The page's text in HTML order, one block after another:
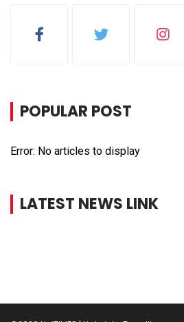
POPULAR POST
Error: No articles to display
LATEST NEWS LINK